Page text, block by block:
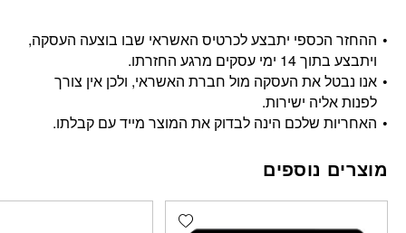
ההחזר הכספי יתבצע לכרטיס האשראי שבו בוצעה העסקה,
ויתבצע בתוך 14 ימי עסקים מרגע החזרתו.
אנו נבטל את העסקה מול חברת האשראי, ולכן אין צורך
לפנות אליה ישירות.
האחריות שלכם הינה לבדוק את המוצר מייד עם קבלתו.
מוצרים נוספים
Add wishlist